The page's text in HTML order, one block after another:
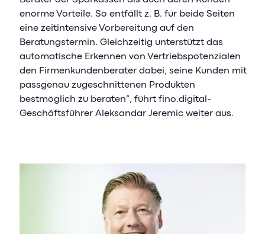
enorme Vorteile. So entfällt z. B. für beide Seiten
eine zeitintensive Vorbereitung auf den
Beratungstermin. Gleichzeitig unterstützt das
automatische Erkennen von Vertriebspotenzialen
den Firmenkundenberater dabei, seine Kunden mit
passgenau zugeschnittenen Produkten
bestmöglich zu beraten“, führt fino.digital-
Geschäftsführer Aleksandar Jeremic weiter aus.